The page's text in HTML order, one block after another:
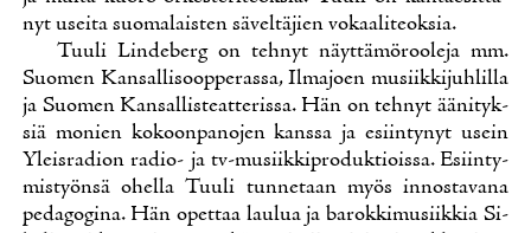
nyt usei­ta suo­ma­lais­ten sä­vel­tä­jien vo­kaa­li­teok­sia.
Tuu­li Lin­de­berg on teh­nyt näyt­tä­mö­roo­le­ja mm.
Suo­men Kan­sal­li­soop­pe­ras­sa, Il­ma­joen musiik­ki­juh­lil­la
ja Suo­men Kan­sal­lis­teat­te­ris­sa. Hän on teh­nyt ää­ni­tyk­
siä mo­nien ko­koon­pa­no­jen kans­sa ja esiin­ty­nyt usein
Yleis­ra­dion ra­dio- ja tv-musiik­ki­pro­duk­tiois­sa. Esiin­ty­
mis­työn­sä ohel­la Tuu­li tun­ne­taan myös in­nos­ta­va­na
pe­da­go­gi­na. Hän opet­taa lau­lua ja ba­rok­ki­musiik­kia Si­